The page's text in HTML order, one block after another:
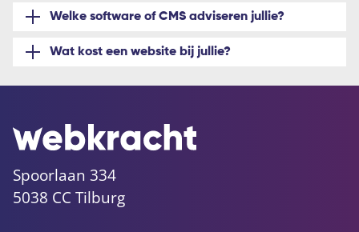
Welke software of CMS adviseren jullie?
Wat kost een website bij jullie?
Spoorlaan 334
5038 CC Tilburg